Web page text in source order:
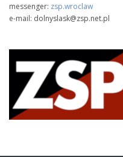
messenger: zsp.wroclaw
e-mail: dolnyslask@zsp.net.pl